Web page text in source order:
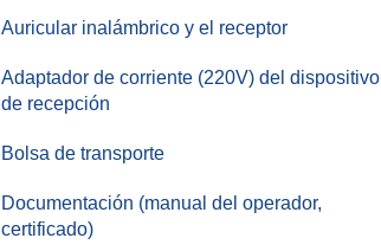
Auricular inalámbrico y el receptor
Adaptador de corriente (220V) del dispositivo
de recepción
Bolsa de transporte
Documentación (manual del operador,
certificado)